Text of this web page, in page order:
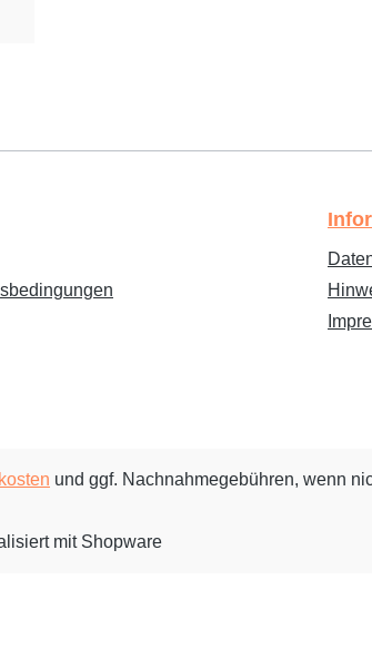
und ggf. Nachnahmegebühren, wenn
mit Shopware